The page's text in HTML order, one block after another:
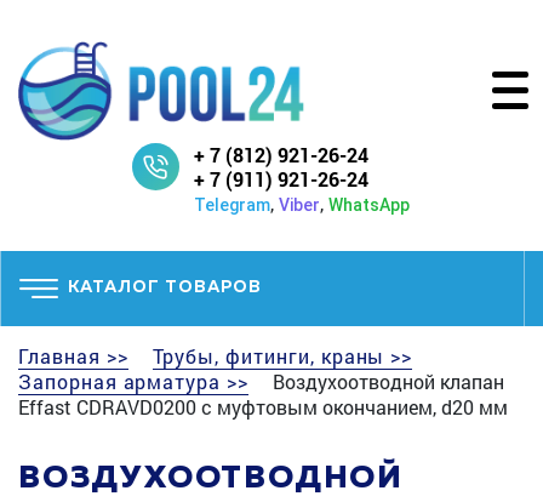
+ 7 (812) 921-26-24
+ 7 (911) 921-26-24
Telegram, Viber, WhatsApp
КАТАЛОГ ТОВАРОВ
Главная >>
Трубы, фитинги, краны >>
Запорная арматура >>
Воздухоотводной клапан
Effast CDRAVD0200 с муфтовым окончанием, d20 мм
ВОЗДУХООТВОДНОЙ